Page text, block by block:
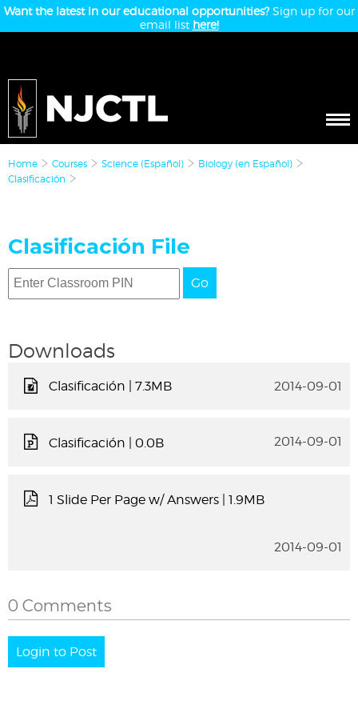
Want the latest in our educational opportunities?Sign up for our
email list here!
Home Courses Science (Español)
Biology (en Español)
Clasificación
Clasificación File
Go
Downloads
Clasificación | 7.3MB 2014-09-01
Clasificación | 0.0B 2014-09-01
1 Slide Per Page w/ Answers | 1.9MB
2014-09-01
0 Comments
Login to Post